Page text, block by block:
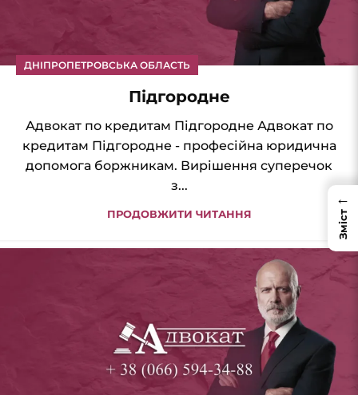
ДНІПРОПЕТРОВСЬКА ОБЛАСТЬ
Підгородне
Адвокат по кредитам Підгородне Адвокат по
кредитам Підгородне - професійна юридична
допомога боржникам. Вирішення суперечок
з...
ПРОДОВЖИТИ ЧИТАННЯ
←
Зміст